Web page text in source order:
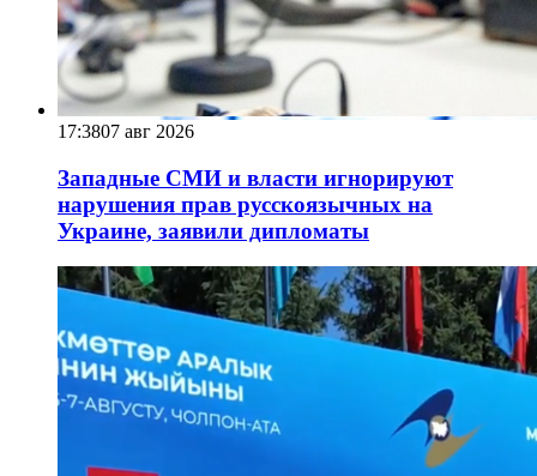
17:3807 авг 2026
Западные СМИ и власти игнорируют
нарушения прав русскоязычных на
Украине, заявили дипломаты